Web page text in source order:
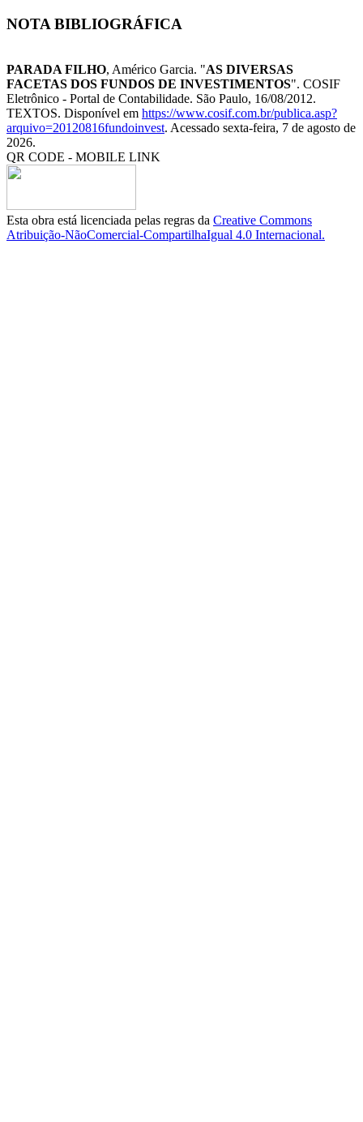
NOTA BIBLIOGRÁFICA
PARADA FILHO, Américo Garcia. "AS DIVERSAS
FACETAS DOS FUNDOS DE INVESTIMENTOS". COSIF
Eletrônico - Portal de Contabilidade. São Paulo, 16/08/2012.
TEXTOS. Disponível em https://www.cosif.com.br/publica.asp?
arquivo=20120816fundoinvest. Acessado sexta-feira, 7 de agosto de
2026.
QR CODE - MOBILE LINK
Esta obra está licenciada pelas regras da Creative Commons
Atribuição-NãoComercial-CompartilhaIgual 4.0 Internacional.